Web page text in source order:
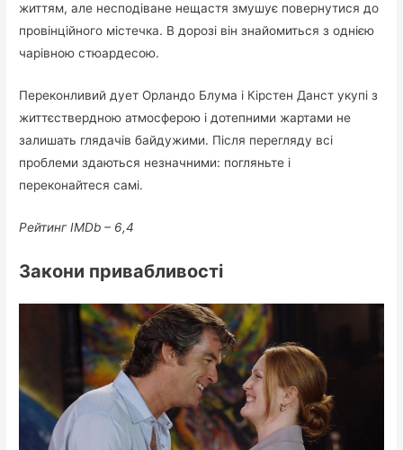
життям, але несподіване нещастя змушує повернутися до
провінційного містечка. В дорозі він знайомиться з однією
чарівною стюардесою.
Переконливий дует Орландо Блума і Кірстен Данст укупі з
життєствердною атмосферою і дотепними жартами не
залишать глядачів байдужими. Після перегляду всі
проблеми здаються незначними: погляньте і
переконайтеся самі.
Рейтинг IMDb – 6,4
Закони привабливості